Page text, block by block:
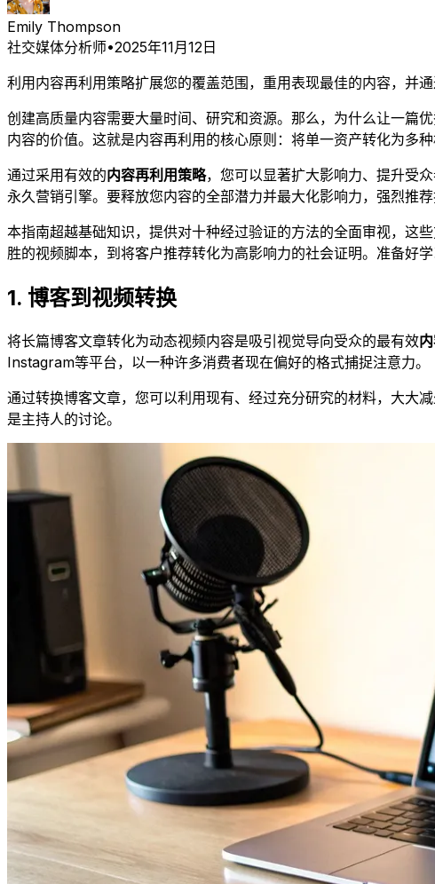
Emily Thompson
社交媒体分析师•2025年11月12日
利用内容再利用策略扩展您的覆盖范围，重用表现最佳的内容，并
创建高质量内容需要大量时间、研究和资源。那么，为什么让一篇
内容的价值。这就是内容再利用的核心原则：将单一资产转化为多
通过采用有效的内容再利用策略，您可以显著扩大影响力、提升受
永久营销引擎。要释放您内容的全部潜力并最大化影响力，强烈推
本指南超越基础知识，提供对十种经过验证的方法的全面审视，这
胜的视频脚本，到将客户推荐转化为高影响力的社会证明。准备好
1. 博客到视频转换
将长篇博客文章转化为动态视频内容是吸引视觉导向受众的最有效
Instagram等平台，以一种许多消费者现在偏好的格式捕捉注意力。
通过转换博客文章，您可以利用现有、经过充分研究的材料，大大
是主持人的讨论。